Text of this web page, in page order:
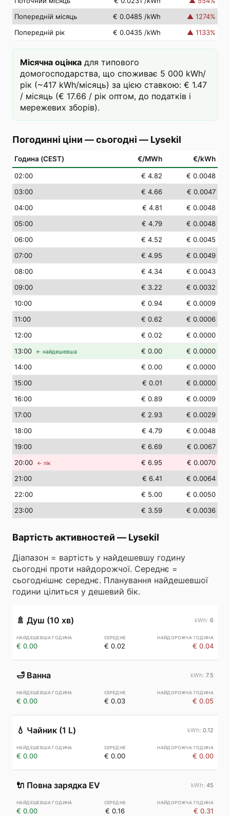
Попередній місяць
€ 0.0485 /kWh ▲ 1274%
Попередній рік
€ 0.0435 /kWh ▲ 1133%
Місячна оцінка для типового
домогосподарства, що споживає 5 000 kWh/
рік (~417 kWh/місяць) за цією ставкою: € 1.47
/ місяць (€ 17.66 / рік оптом, до податків і
мережевих зборів).
Погодинні ціни — сьогодні — Lysekil
Година (CEST) €/MWh €/kWh
02:00 € 4.82
€ 0.0048
03:00 € 4.66
€ 0.0047
04:00 € 4.81
€ 0.0048
05:00 € 4.79
€ 0.0048
06:00 € 4.52
€ 0.0045
07:00 € 4.95
€ 0.0049
08:00 € 4.34
€ 0.0043
09:00 € 3.22
€ 0.0032
10:00 € 0.94
€ 0.0009
11:00 € 0.62
€ 0.0006
12:00 € 0.02
€ 0.0000
13:00 ← найдешевша € 0.00
€ 0.0000
14:00 € 0.00
€ 0.0000
15:00 € 0.01
€ 0.0000
16:00 € 0.89
€ 0.0009
17:00 € 2.93
€ 0.0029
18:00 € 4.79
€ 0.0048
19:00 € 6.69
€ 0.0067
20:00 ← пік € 6.95
€ 0.0070
21:00 € 6.41
€ 0.0064
22:00 € 5.00
€ 0.0050
23:00 € 3.59 € 0.0036
Вартість активностей — Lysekil
Діапазон = вартість у найдешевшу годину
сьогодні проти найдорожчої. Середнє =
сьогоднішнє середнє. Планування найдешевшої
години цілиться у дешевий бік.
🚿 Душ (10 хв) 6
€ 0.00 € 0.02 € 0.04
🛁 Ванна 7.5
€ 0.00 € 0.03 € 0.05
💧 Чайник (1 L) 0.12
€ 0.00 € 0.00 € 0.00
🔌 Повна зарядка EV 45
€ 0.00 € 0.16 € 0.31